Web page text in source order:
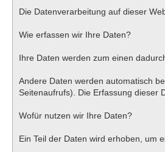
Die Datenverarbeitung auf dieser
Wie erfassen wir Ihre Daten?
Ihre Daten werden zum einen
Andere Daten werden automatisch
Seitenaufrufs). Die Erfassung dieser
Wofür nutzen wir Ihre Daten?
Ein Teil der Daten wird erhoben, um